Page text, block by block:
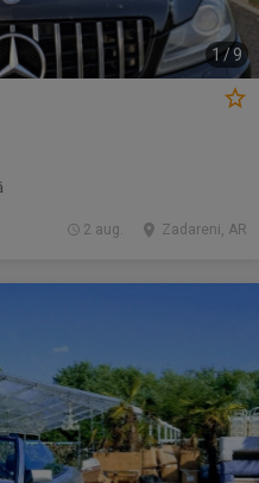
1/ 9
Zadareni, AR
2 aug.